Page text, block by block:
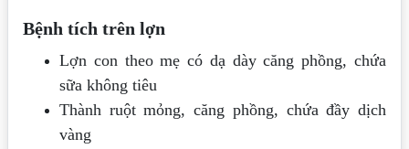
Bệnh tích trên lợn
Lợn con theo mẹ có dạ dày căng phồng, chứa
sữa không tiêu
Thành ruột mỏng, căng phồng, chứa đầy dịch
vàng